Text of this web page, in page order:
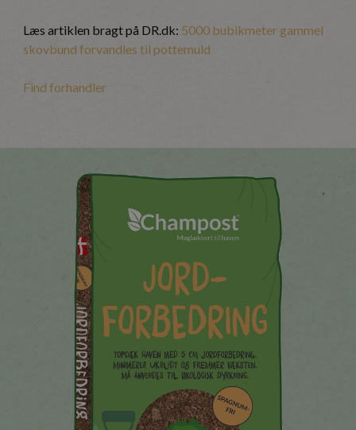
Læs artiklen bragt på DR.dk: 5000 bubikmeter gammel
skovbund forvandles til pottemuld
Find forhandler